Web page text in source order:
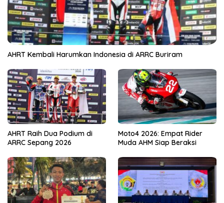
AHRT Kembali Harumkan Indonesia di ARRC Buriram
AHRT Raih Dua Podium di
ARRC Sepang 2026
Moto4 2026: Empat Rider
Muda AHM Siap Beraksi